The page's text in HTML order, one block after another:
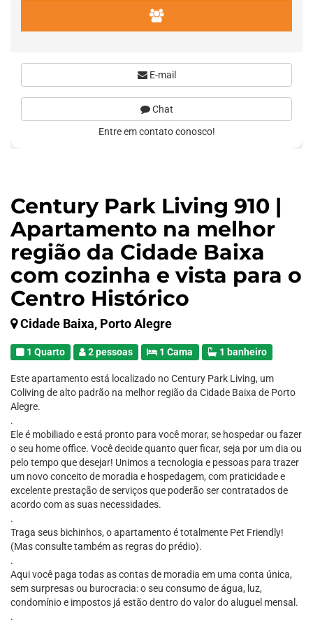
Century Park Living 910 |
Apartamento na melhor
região da Cidade Baixa
com cozinha e vista para o
Centro Histórico
Cidade Baixa, Porto Alegre
1 Quarto 2 pessoas 1 Cama 1 banheiro
Este apartamento está localizado no Century Park Living, um
Coliving de alto padrão na melhor região da Cidade Baixa de Porto
Alegre.
.
Ele é mobiliado e está pronto para você morar, se hospedar ou fazer
o seu home office. Você decide quanto quer ficar, seja por um dia ou
pelo tempo que desejar! Unimos a tecnologia e pessoas para trazer
um novo conceito de moradia e hospedagem, com praticidade e
excelente prestação de serviços que poderão ser contratados de
acordo com as suas necessidades.
.
Traga seus bichinhos, o apartamento é totalmente Pet Friendly!
(Mas consulte também as regras do prédio).
.
Aqui você paga todas as contas de moradia em uma conta única,
sem surpresas ou burocracia: o seu consumo de água, luz,
condomínio e impostos já estão dentro do valor do aluguel mensal.
.
E-mail
Chat
Entre em contato conosco!